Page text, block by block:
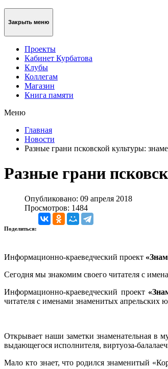
Закрыть меню
Проекты
Кабинет Курбатова
Клубы
Коллегам
Магазин
Книга памяти
Меню
Главная
Новости
Разные грани псковской культуры:
Разные грани
Опубликовано: 09 апреля 2018
Просмотров: 1484
Поделиться:
Информационно-краеведческий проект
Сегодня мы знакомим своего читателя с
Информационно-краеведческий проект
читателя с именами знаменитых апрельских
Открывает наши заметки знаменательная в
выдающегося исполнителя, виртуоза-
Мало кто знает, что родился знаменитый